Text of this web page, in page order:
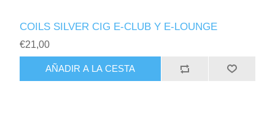
COILS SILVER CIG E-CLUB Y E-LOUNGE
€21,00